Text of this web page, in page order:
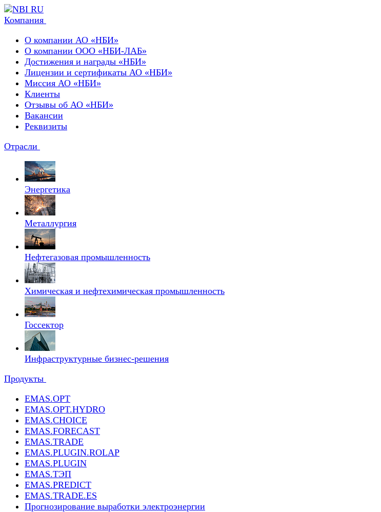
Компания
О компании АО «НБИ»
О компании ООО «НБИ-ЛАБ»
Достижения и награды «НБИ»
Лицензии и сертификаты АО «НБИ»
Миссия АО «НБИ»
Клиенты
Отзывы об АО «НБИ»
Вакансии
Реквизиты
Отрасли
Энергетика
Металлургия
Нефтегазовая промышленность
Химическая и нефтехимическая промышленность
Госсектор
Инфраструктурные бизнес-решения
Продукты
EMAS.OPT
EMAS.OPT.HYDRO
EMAS.CHOICE
EMAS.FORECAST
EMAS.TRADE
EMAS.PLUGIN.ROLAP
EMAS.PLUGIN
EMAS.ТЭП
EMAS.PREDICT
EMAS.TRADE.ES
Прогнозирование выработки электроэнергии